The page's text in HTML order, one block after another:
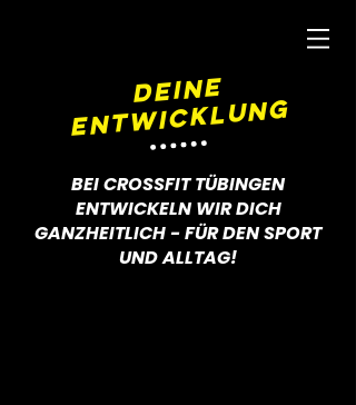
DEINE
ENTWICKLUNG
BEI CROSSFIT TÜBINGEN
ENTWICKELN WIR DICH
GANZHEITLICH - FÜR DEN SPORT
UND ALLTAG!